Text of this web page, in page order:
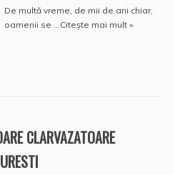
De multă vreme, de mii de ani chiar,
oamenii se … Citește mai mult »
CLARVAZATOARE